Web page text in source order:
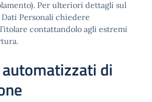
Per ulteriori dettagli sul
Personali chiedere
contattandolo agli estremi
di